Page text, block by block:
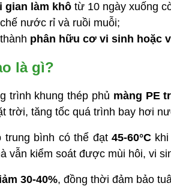
gian làm khô từ 10 ngày xuống
nước rỉ và ruồi muỗi;
phân hữu cơ vi sinh hoặc
là gì?
trình khung thép phủ màng PE
trời, tăng tốc quá trình bay hơi
trung bình có thể đạt 45-60°Ckhi
vẫn kiểm soát được mùi hôi, vi
30-40%, đồng thời đảm bảo